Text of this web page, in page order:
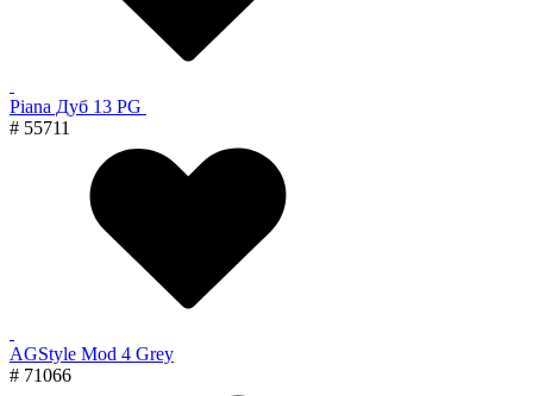
Piana Дуб 13 PG
# 55711
AGStyle Mod 4 Grey
# 71066